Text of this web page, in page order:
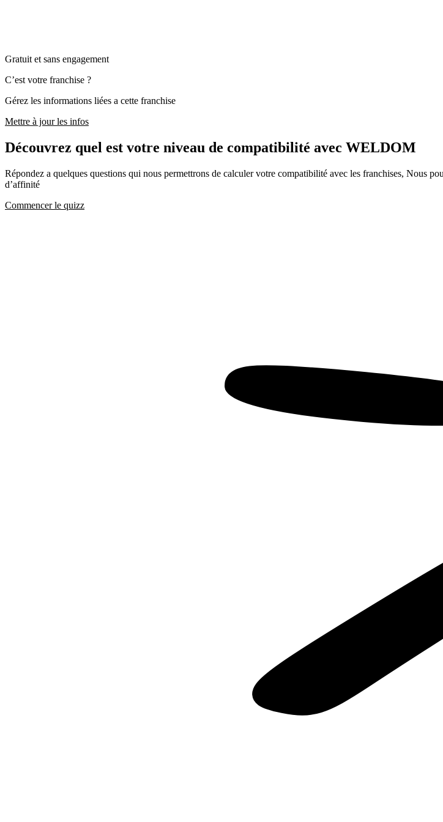
Gratuit et sans engagement
C’est votre franchise ?
Gérez les informations liées a cette franchise
Mettre à jour les infos
Découvrez quel est votre niveau de compatibilité avec WELDOM
Répondez a quelques questions qui nous permettrons de calculer votre compatibilité avec les franchises, Nous
d’affinité
Commencer le quizz